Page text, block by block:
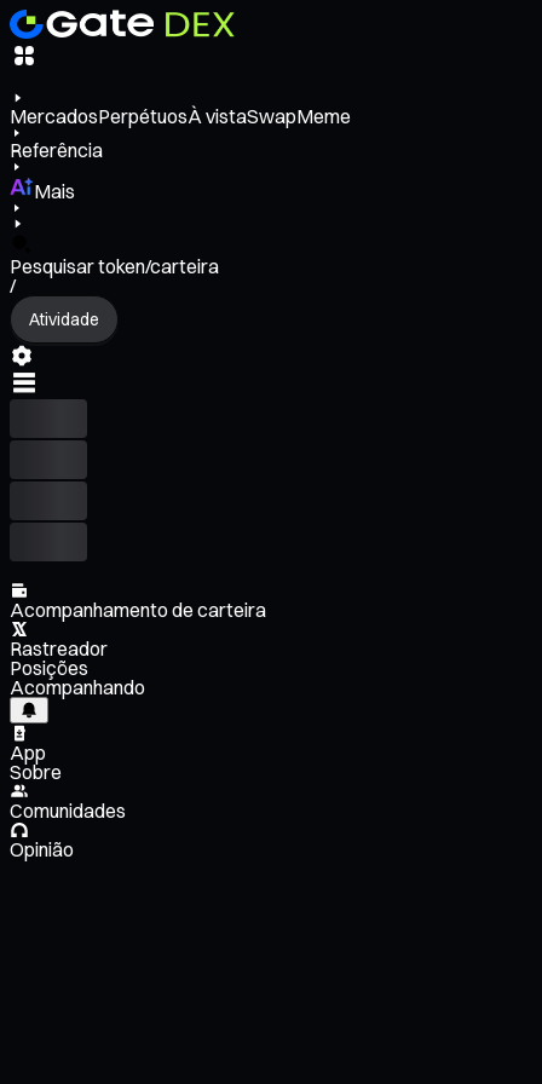
MercadosPerpétuosÀ vistaSwapMeme
Referência
Mais
Pesquisar token/carteira
/
Atividade
Acompanhamento de carteira
Rastreador
Posições
Acompanhando
App
Sobre
Comunidades
Opinião